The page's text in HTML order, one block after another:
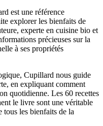
est une référence
explorer les bienfaits de
experte en cuisine bio et
précieuses sur la
à ses propriétés
Cupillard nous guide
en expliquant comment
quotidienne. Les 60 recettes
le livre sont une véritable
les bienfaits de la